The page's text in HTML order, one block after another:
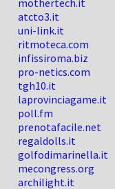
mothertech.it
atcto3.it
uni-link.it
ritmoteca.com
infissiroma.biz
pro-netics.com
tgh10.it
laprovinciagame.it
poll.fm
prenotafacile.net
regaldolls.it
golfodimarinella.it
mecongress.org
archilight.it